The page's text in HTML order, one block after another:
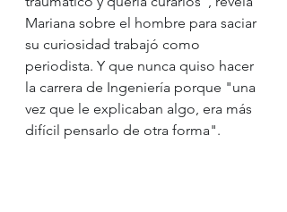
Mariana sobre el hombre para saciar
su curiosidad trabajó como
periodista. Y que nunca quiso hacer
la carrera de Ingeniería porque "una
vez que le explicaban algo, era más
difícil pensarlo de otra forma".